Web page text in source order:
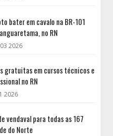
bater em cavalo na BR-101
no RN
2026
gratuitas em cursos técnicos e
no RN
2026
vendaval para todas as 167
do Norte